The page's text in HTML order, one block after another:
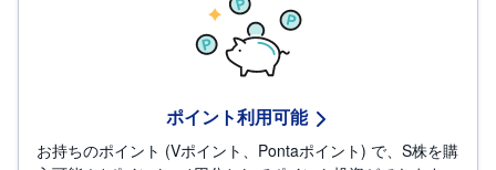
チ
ナ
TOB（公開買付け）
ポイント利用可能
お持ちのポイント (Vポイント、Pontaポイント) で、S株を購